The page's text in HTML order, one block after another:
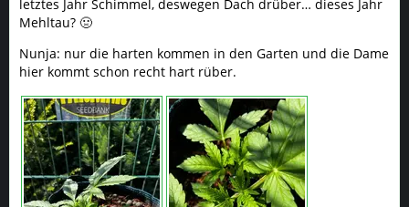
letztes Jahr Schimmel, deswegen Dach drüber… dieses Jahr
Mehltau? 🤢
Nunja: nur die harten kommen in den Garten und die Dame
hier kommt schon recht hart rüber.